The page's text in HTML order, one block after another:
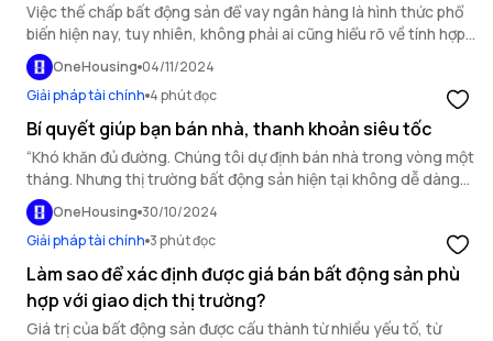
Việc thế chấp bất động sản để vay ngân hàng là hình thức phổ
biến hiện nay, tuy nhiên, không phải ai cũng hiểu rõ về tính hợp
pháp và quy trình mua bán khi áp dụng phương thức này. Để bảo
vệ quyền lợi cho cả người bán và người mua, việc nắm vững các
thủ tục cần thiết là điều vô cùng quan trọng.
OneHousing 04/11/2024
Giải pháp tài chính 4 phút đọc
Bí quyết giúp bạn bán nhà, thanh khoản siêu tốc
“Khó khăn đủ đường. Chúng tôi dự định bán nhà trong vòng một
tháng. Nhưng thị trường bất động sản hiện tại không dễ dàng
như chúng tôi nghĩ. Rao giá cao thì không ai hỏi đến còn để giá
thấp thì sợ "bán hớ". Đây là những chia sẻ của chị Mai về khó
khăn trong việc định giá căn nhà định bán của gia đình chị.
OneHousing 30/10/2024
Giải pháp tài chính 3 phút đọc
Làm sao để xác định được giá bán bất động sản phù
hợp với giao dịch thị trường?
Giá trị của bất động sản được cấu thành từ nhiều yếu tố, từ